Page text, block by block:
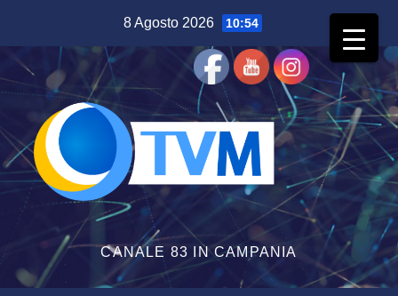
contenuto
8 Agosto 2026 10:54
CANALE 83 IN CAMPANIA